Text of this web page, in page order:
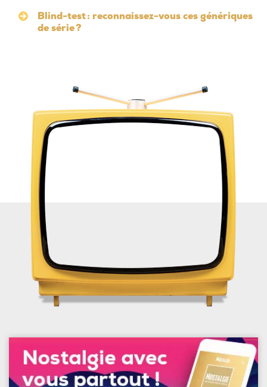
Blind-test : reconnaissez-vous ces génériques
de série ?